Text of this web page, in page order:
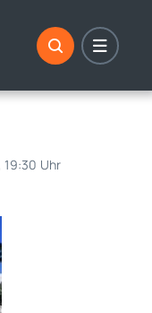
19:30 Uhr